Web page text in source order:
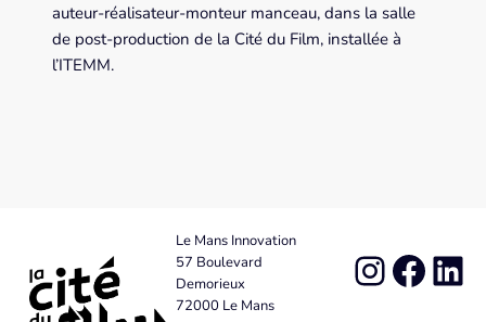
auteur-réalisateur-monteur manceau, dans la salle
de post-production de la Cité du Film, installée à
l’ITEMM.
Le Mans Innovation
57 Boulevard
Demorieux
72000 Le Mans